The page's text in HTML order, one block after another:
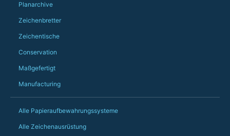
Planarchive
Zeichenbretter
Zeichentische
Conservation
Maßgefertigt
Manufacturing
Alle Papieraufbewahrungssysteme
Alle Zeichenausrüstung